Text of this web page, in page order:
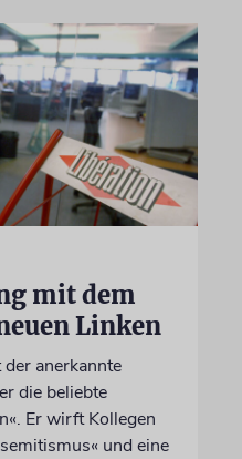
mit dem
Linken
anerkannte
die beliebte
Er wirft Kollegen
und eine